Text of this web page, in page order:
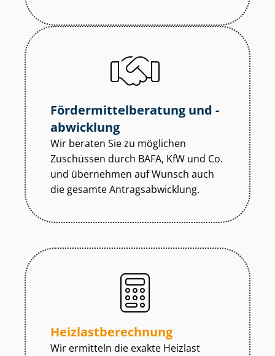
För­der­mit­tel­be­ra­tung und -
abwicklung
Wir beraten Sie zu möglichen
Zuschüssen durch BAFA, KfW und Co.
und übernehmen auf Wunsch auch
die gesamte An­trags­ab­wick­lung.
Heiz­last­be­rech­nung
Wir ermitteln die exakte Heizlast